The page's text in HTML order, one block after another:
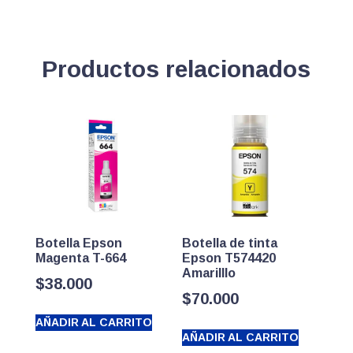
Productos relacionados
Botella Epson
Magenta T-664
$38.000
AÑADIR AL CARRITO
Botella de tinta
Epson T574420
Amarilllo
$70.000
AÑADIR AL CARRITO